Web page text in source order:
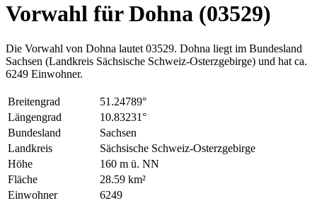
Vorwahl für Dohna (03529)
Die Vorwahl von Dohna lautet 03529. Dohna liegt im Bundesland
Sachsen (Landkreis Sächsische Schweiz-Osterzgebirge) und hat ca.
6249 Einwohner.
Breitengrad
51.24789°
Längengrad
10.83231°
Bundesland
Sachsen
Landkreis
Sächsische Schweiz-Osterzgebirge
Höhe
160 m ü. NN
Fläche
28.59 km²
Einwohner
6249